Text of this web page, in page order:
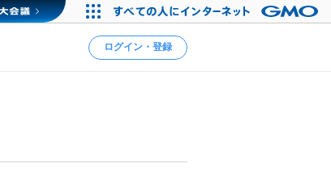
ログイン・登録